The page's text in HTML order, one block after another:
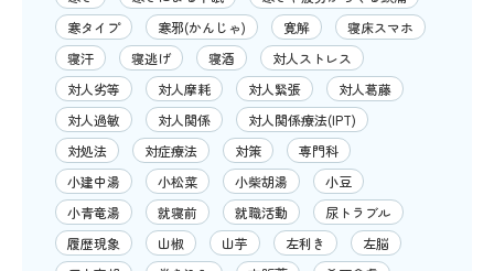
寒タイプ
寒邪(かんじゃ) 寛解
寝床スマホ
寝汗
寝逃げ 寝酒
対人ストレス
対人劣等
対人摩耗 対人緊張
対人葛藤
対人過敏
対人関係
対人関係療法(IPT)
対処法
対症療法 対策
専門科
小建中湯
小松菜 小柴胡湯
小豆
小青竜湯
就寝前 就職活動
尿トラブル
履歴現象
山椒 山芋 左利き
左脳